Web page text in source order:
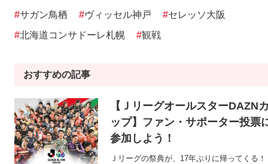
#サガン鳥栖 #ヴィッセル神戸 #セレッソ大阪
#北海道コンサドーレ札幌 #観戦
おすすめの記事
【ＪリーグオールスターDAZN
ップ】ファン・サポーター投票
参加しよう！
Ｊリーグの祭典が、17年ぶりに帰ってくる！